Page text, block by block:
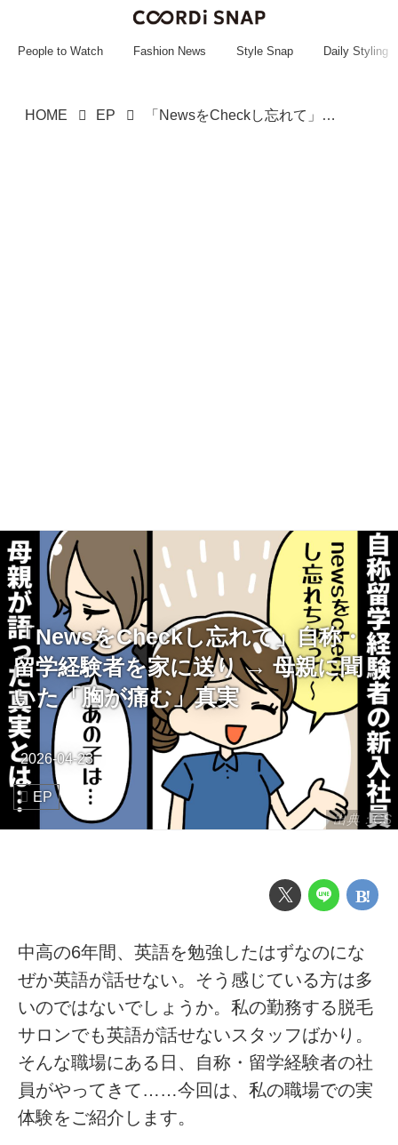
~~~~~~~~~~~
People to Watch Fashion News Style Snap Daily Styling
HOME EP 「NewsをCheckし忘れて」自称・留学経験者を家に送り → 母親に聞いた「胸が痛む」真実
出典：CS
「NewsをCheckし忘れて」自称・
留学経験者を家に送り → 母親に聞
いた「胸が痛む」真実
2026-04-23
EP
中高の6年間、英語を勉強したはずなのにな
ぜか英語が話せない。そう感じている方は多
いのではないでしょうか。私の勤務する脱毛
サロンでも英語が話せないスタッフばかり。
そんな職場にある日、自称・留学経験者の社
員がやってきて……今回は、私の職場での実
体験をご紹介します。